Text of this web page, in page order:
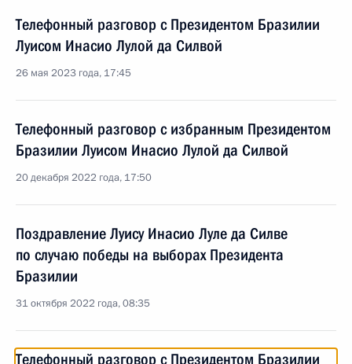
Телефонный разговор с Президентом Бразилии
Луисом Инасио Лулой да Силвой
26 мая 2023 года, 17:45
Телефонный разговор с избранным Президентом
Бразилии Луисом Инасио Лулой да Силвой
20 декабря 2022 года, 17:50
Поздравление Луису Инасио Луле да Силве
по случаю победы на выборах Президента
Бразилии
31 октября 2022 года, 08:35
Телефонный разговор с Президентом Бразилии